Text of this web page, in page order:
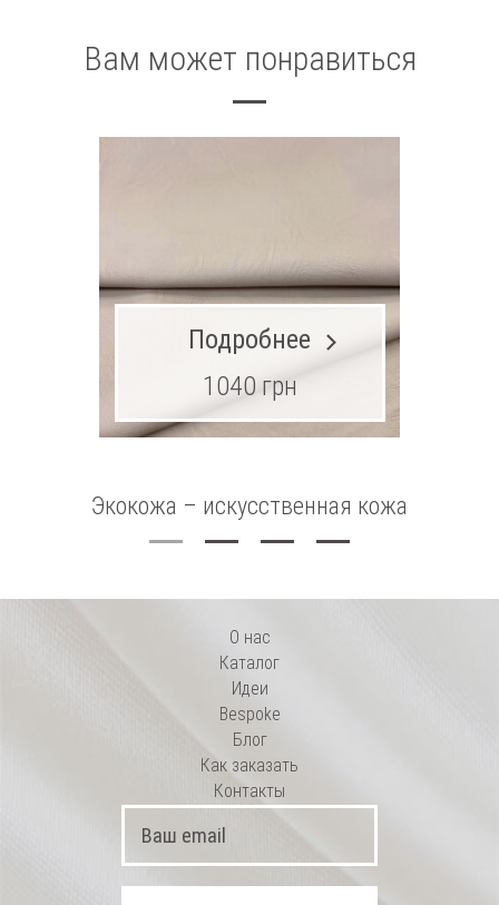
Вам может понравиться
Экокожа – искусственная кожа
Подробнее
1040 грн
О нас
Каталог
Идеи
Bespoke
Блог
Как заказать
Контакты